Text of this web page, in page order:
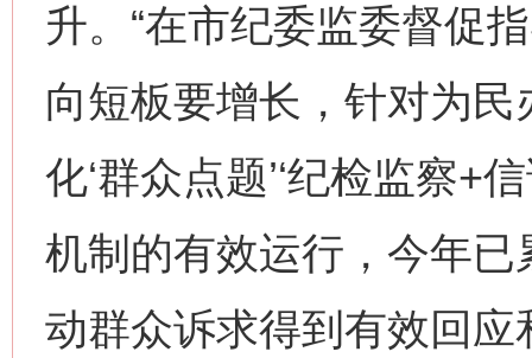
升。“在市纪委监委督促
向短板要增长，针对为
化‘群众点题’‘纪检监察+
机制的有效运行，今年
动群众诉求得到有效回应